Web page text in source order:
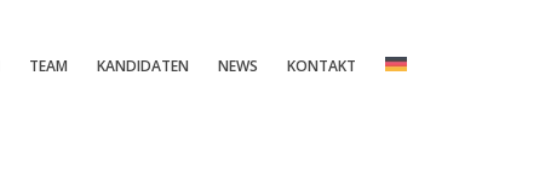
TEAM KANDIDATEN NEWS KONTAKT